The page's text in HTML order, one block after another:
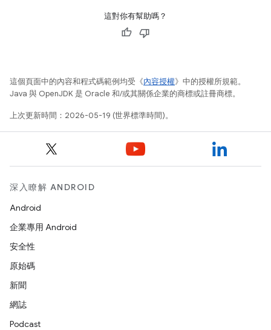
這對你有幫助嗎？
這個頁面中的內容和程式碼範例均受《內容授權》中的授權所規範。
Java 與 OpenJDK 是 Oracle 和/或其關係企業的商標或註冊商標。
上次更新時間：2026-05-19 (世界標準時間)。
深入瞭解 ANDROID
Android
企業專用 Android
安全性
原始碼
新聞
網誌
Podcast